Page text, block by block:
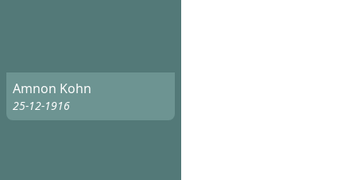
Amnon Kohn
25-12-1916